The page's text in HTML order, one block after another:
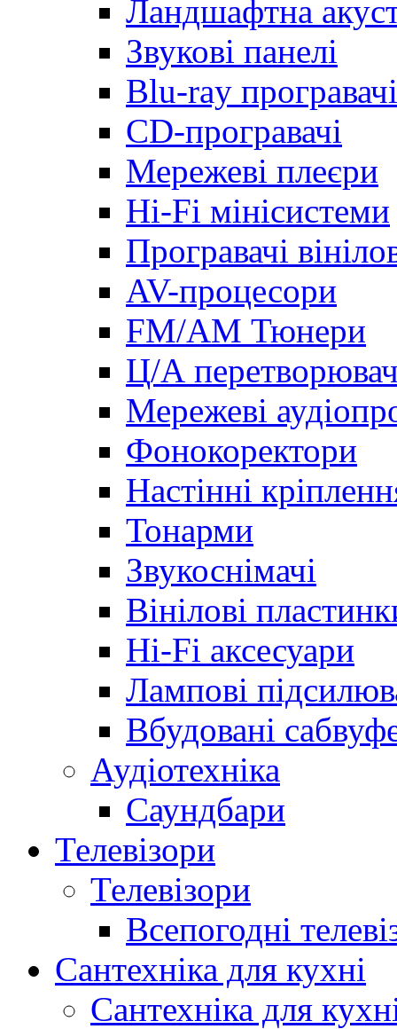
Ландшафтна
Звукові панелі
Blu-ray програвачі
CD-програвачі
Мережеві плеєри
Hi-Fi мінісистеми
Програвачі
AV-процесори
FM/AM Тюнери
Ц/А
Мережеві
Фонокоректори
Настінні
Тонарми
Звукоснімачі
Вінілові
Hi-Fi аксесуари
Лампові
Вбудовані
Аудіотехніка
Саундбари
Телевізори
Телевізори
Всепогодні
Сантехніка для кухні
Сантехніка для